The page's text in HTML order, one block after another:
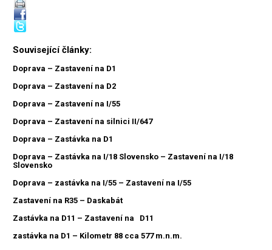
Související články:
Doprava – Zastavení na D1
Doprava – Zastavení na D2
Doprava – Zastavení na I/55
Doprava – Zastavení na silnici II/647
Doprava – Zastávka na D1
Doprava – Zastávka na I/18 Slovensko – Zastavení na I/18
Slovensko
Doprava – zastávka na I/55 – Zastavení na I/55
Zastavení na R35 – Daskabát
Zastávka na D11 – Zastavení na D11
zastávka na D1 – Kilometr 88 cca 577 m.n.m.